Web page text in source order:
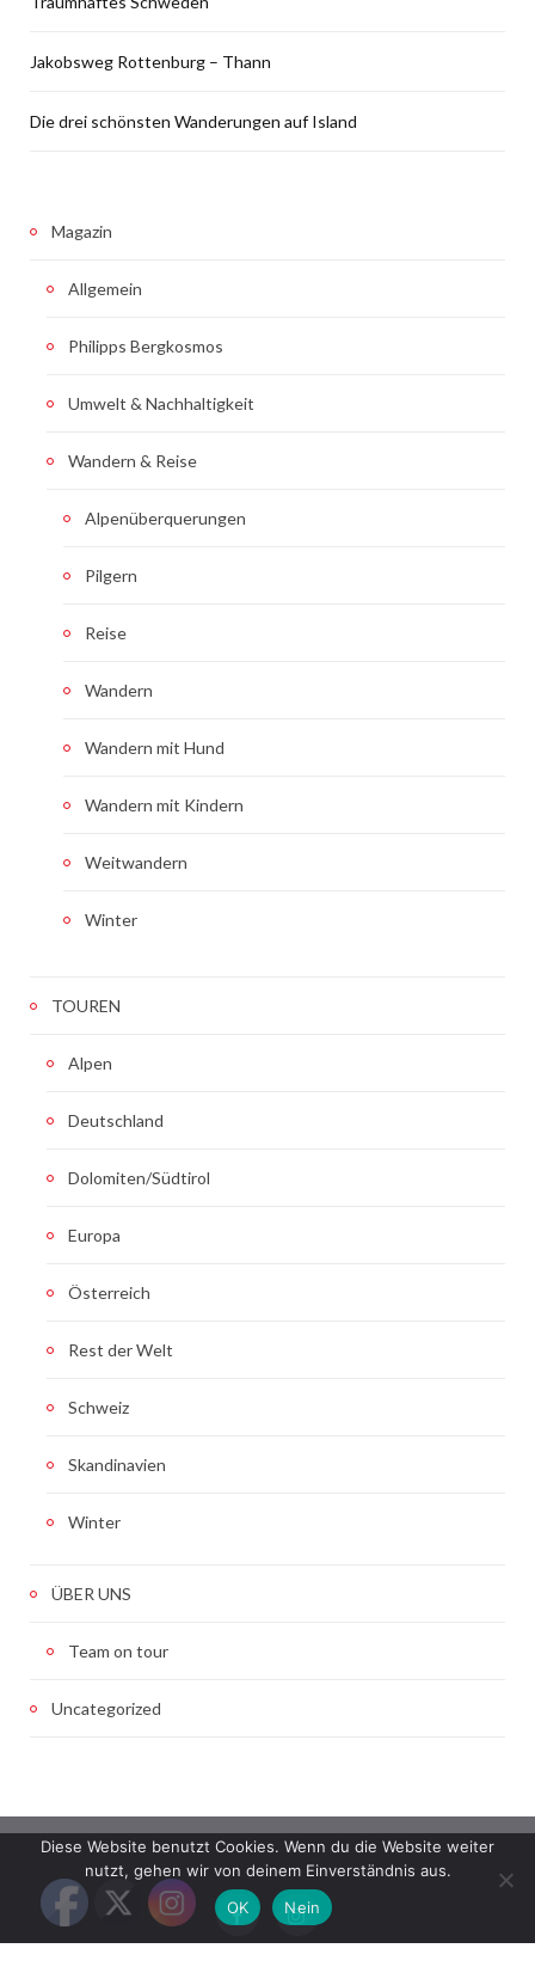
Jakobsweg Rottenburg – Thann
Die drei schönsten Wanderungen auf Island
Magazin
Allgemein
Philipps Bergkosmos
Umwelt & Nachhaltigkeit
Wandern & Reise
Alpenüberquerungen
Pilgern
Reise
Wandern
Wandern mit Hund
Wandern mit Kindern
Weitwandern
Winter
TOUREN
Alpen
Deutschland
Dolomiten/Südtirol
Europa
Österreich
Rest der Welt
Schweiz
Skandinavien
Winter
ÜBER UNS
Team on tour
Uncategorized
Diese Website benutzt Cookies. Wenn du die Website weiter
nutzt, gehen wir von deinem Einverständnis aus.
OK
Nein